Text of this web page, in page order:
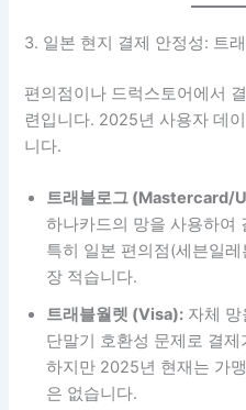
3. 일본 현지 결제 안정성: 트
편의점이나 드럭스토어에서
련입니다. 2025년 사용자 데
니다.
트래블로그 (Mastercard/
하나카드의 망을 사용하여
특히 일본 편의점(세븐일
장 적습니다.
트래블월렛 (Visa): 자체
단말기 호환성 문제로 결
하지만 2025년 현재는 가
은 없습니다.